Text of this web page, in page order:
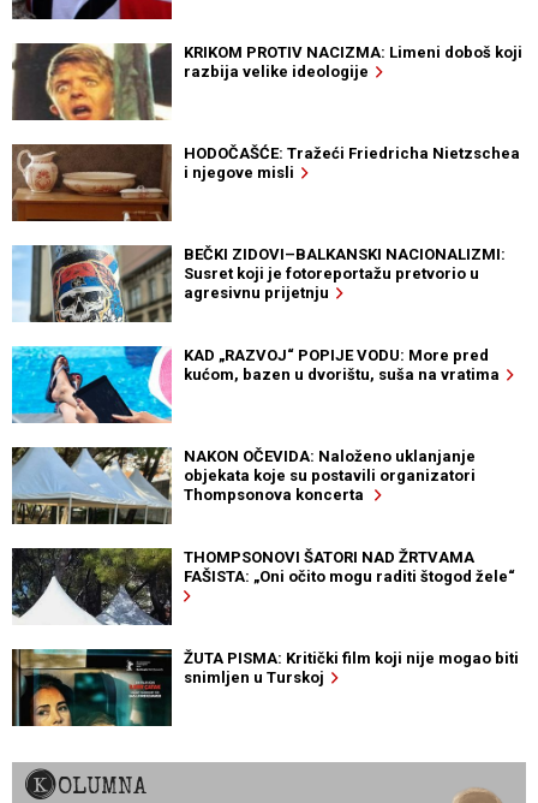
KRIKOM PROTIV NACIZMA: Limeni doboš koji
razbija velike ideologije
HODOČAŠĆE: Tražeći Friedricha Nietzschea
i njegove misli
BEČKI ZIDOVI–BALKANSKI NACIONALIZMI:
Susret koji je fotoreportažu pretvorio u
agresivnu prijetnju
KAD „RAZVOJ“ POPIJE VODU: More pred
kućom, bazen u dvorištu, suša na vratima
NAKON OČEVIDA: Naloženo uklanjanje
objekata koje su postavili organizatori
Thompsonova koncerta
THOMPSONOVI ŠATORI NAD ŽRTVAMA
FAŠISTA: „Oni očito mogu raditi štogod žele“
ŽUTA PISMA: Kritički film koji nije mogao biti
snimljen u Turskoj
KOLUMNA